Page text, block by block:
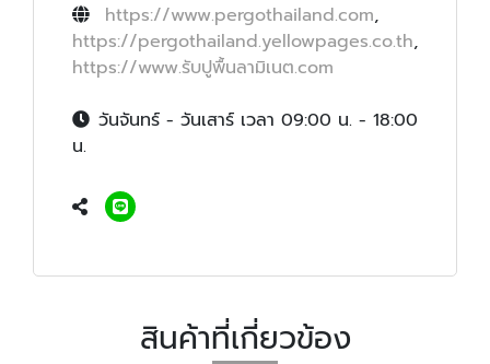
https://www.pergothailand.com,
https://pergothailand.yellowpages.co.th,
https://www.รับปูพื้นลามิเนต.com
วันจันทร์ - วันเสาร์ เวลา 09:00 น. - 18:00
น.
สินค้าที่เกี่ยวข้อง